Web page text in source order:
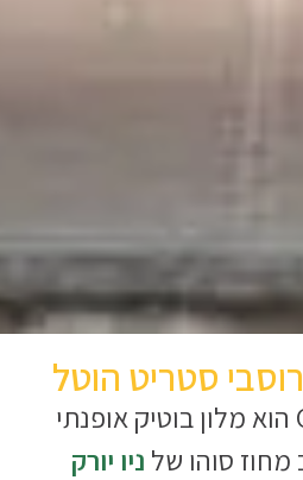
סטריט הוטל
מלון Crosby Street הוא מלון בוטיק אופנתי
סוהו של ניו יורק